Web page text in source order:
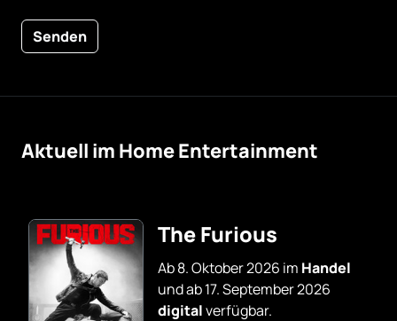
Senden
Aktuell im Home Entertainment
The Furious
Ab 8. Oktober 2026 im Handel
und ab 17. September 2026
digitalverfügbar.